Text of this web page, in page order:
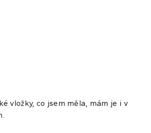
vložky, co jsem měla, mám je i v